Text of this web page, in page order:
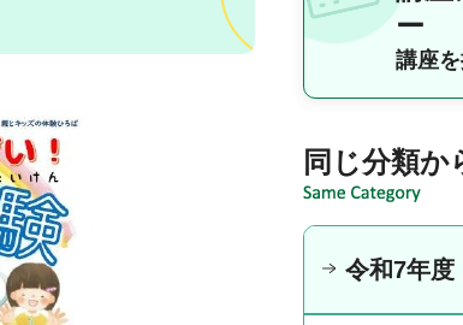
ー
講座
同じ分類か
令和7年度